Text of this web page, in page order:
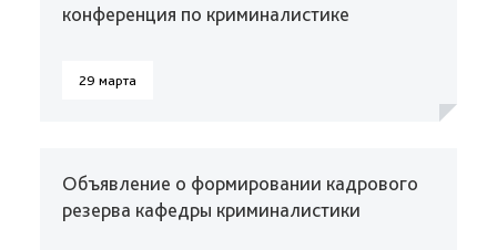
конференция по криминалистике
29 марта
Объявление о формировании кадрового
резерва кафедры криминалистики